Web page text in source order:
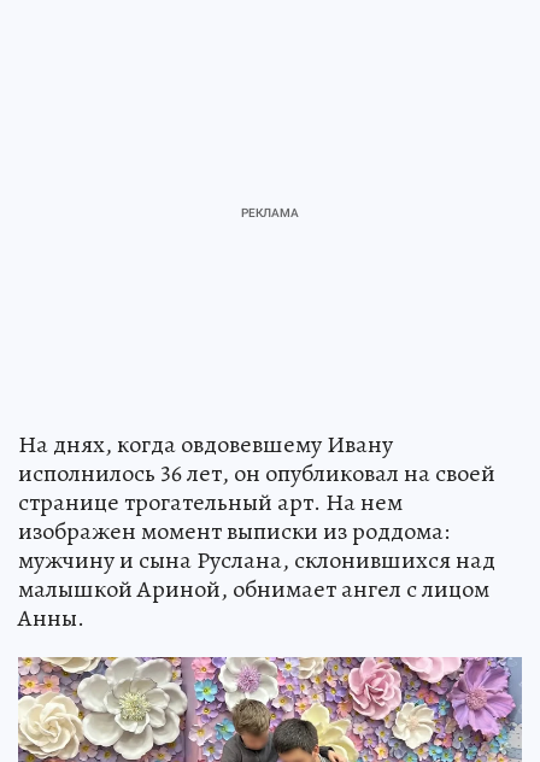
На днях, когда овдовевшему Ивану
исполнилось 36 лет, он опубликовал на своей
странице трогательный арт. На нем
изображен момент выписки из роддома:
мужчину и сына Руслана, склонившихся над
малышкой Ариной, обнимает ангел с лицом
Анны.